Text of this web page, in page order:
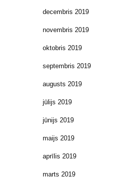
decembris 2019
novembris 2019
oktobris 2019
septembris 2019
augusts 2019
jūlijs 2019
jūnijs 2019
maijs 2019
aprīlis 2019
marts 2019